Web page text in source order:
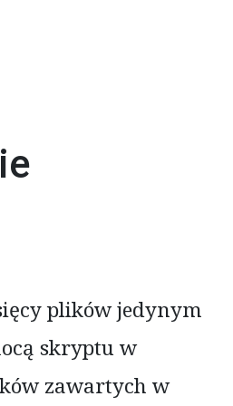
plików jedynym
skryptu w
zawartych w